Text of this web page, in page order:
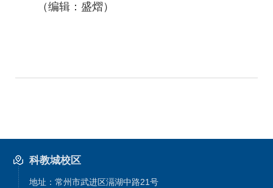
（编辑：盛熠）
科教城校区
地址：常州市武进区滆湖中路21号